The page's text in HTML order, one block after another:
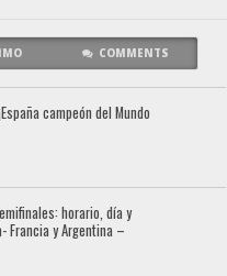
COMMENTS
campeón del Mundo
horario, día y
Francia y Argentina –